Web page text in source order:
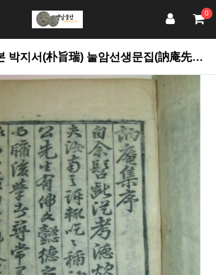
0
(朴旨瑞) 눌암선생문집(訥庵先生文集)3책 > 고서적